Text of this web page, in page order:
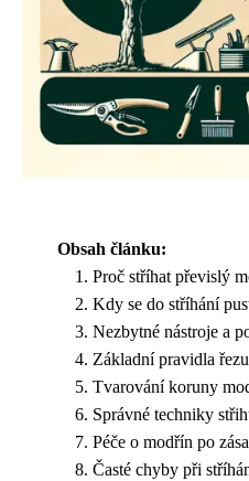
Obsah článku:
Proč stříhat převislý
Kdy se do stříhání
Nezbytné nástroje a
Základní pravidla řezu
Tvarování koruny
Správné techniky
Péče o modřín po
Časté chyby při